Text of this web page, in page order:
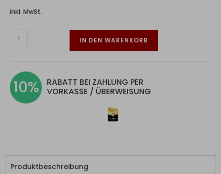
inkl. MwSt.
IN DEN WARENKORB
10%
RABATT BEI ZAHLUNG PER
VORKASSE / ÜBERWEISUNG
Produktbeschreibung